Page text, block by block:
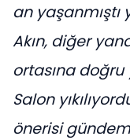
an yaşanmıştı
Akın, diğer
ortasına
Salon
önerisi